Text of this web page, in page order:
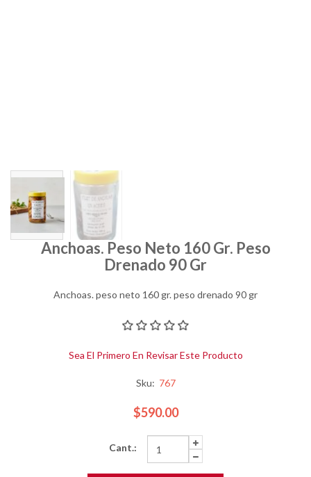
Anchoas. Peso Neto 160 Gr. Peso
Drenado 90 Gr
Anchoas. peso neto 160 gr. peso drenado 90 gr
Sea El Primero En Revisar Este Producto
Sku: 767
$590.00
Cant.: